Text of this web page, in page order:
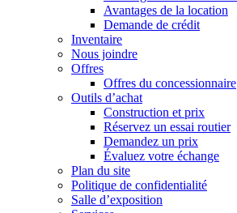
Avantages de la location
Demande de crédit
Inventaire
Nous joindre
Offres
Offres du concessionnaire
Outils d’achat
Construction et prix
Réservez un essai routier
Demandez un prix
Évaluez votre échange
Plan du site
Politique de confidentialité
Salle d’exposition